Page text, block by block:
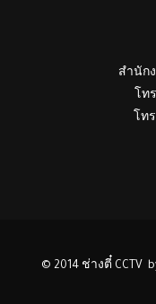
สำนัก
โท
โท
© 2014 ช่างตี๋ CCTV by